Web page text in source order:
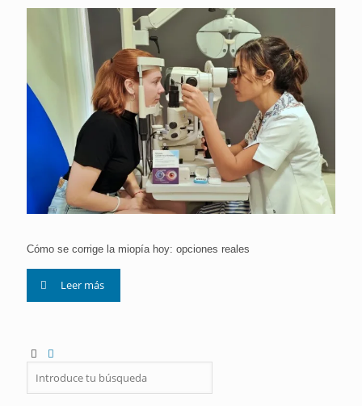
Cómo se corrige la miopía hoy: opciones reales
Leer más